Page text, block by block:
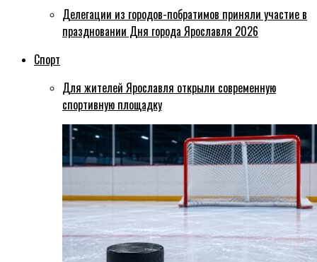
Делегации из городов-побратимов приняли участие в
праздновании Дня города Ярославля 2026
Спорт
Для жителей Ярославля открыли современную
спортивную площадку